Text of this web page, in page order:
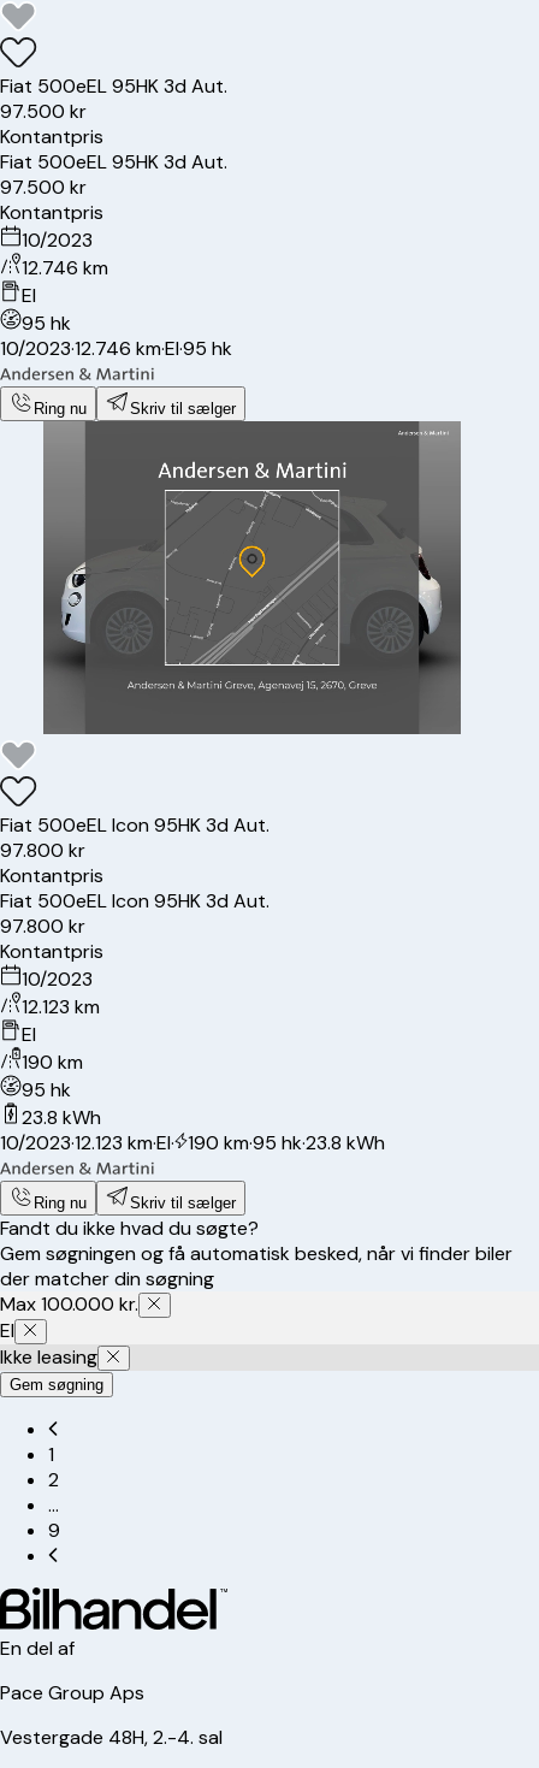
Fiat 500eEL 95HK 3d Aut.
97.500 kr
Kontantpris
Fiat 500eEL 95HK 3d Aut.
97.500 kr
Kontantpris
10/2023
12.746 km
El
95 hk
10/2023·12.746 km·El·95 hk
Ring nu Skriv til sælger
Fiat 500eEL Icon 95HK 3d Aut.
97.800 kr
Kontantpris
Fiat 500eEL Icon 95HK 3d Aut.
97.800 kr
Kontantpris
10/2023
12.123 km
El
190 km
95 hk
23.8 kWh
10/2023·12.123 km·El· 190 km·95 hk·23.8 kWh
Ring nu Skriv til sælger
Fandt du ikke hvad du søgte?
Gem søgningen og få automatisk besked, når vi finder biler
der matcher din søgning
Max 100.000 kr.
El
Ikke leasing
Gem søgning
1
2
…
9
En del af
Pace Group Aps
Vestergade 48H, 2.-4. sal